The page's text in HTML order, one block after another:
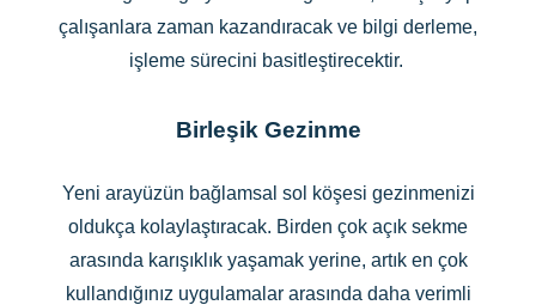
çalışanlara zaman kazandıracak ve bilgi derleme,
işleme sürecini basitleştirecektir.
Birleşik Gezinme
Yeni arayüzün bağlamsal sol köşesi gezinmenizi
oldukça kolaylaştıracak. Birden çok açık sekme
arasında karışıklık yaşamak yerine, artık en çok
kullandığınız uygulamalar arasında daha verimli